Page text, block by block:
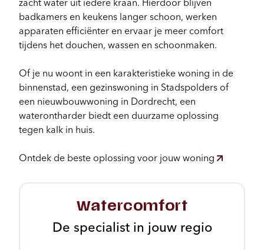
zacht water uit iedere kraan. Hierdoor blijven
badkamers en keukens langer schoon, werken
apparaten efficiënter en ervaar je meer comfort
tijdens het douchen, wassen en schoonmaken.
Of je nu woont in een karakteristieke woning in de
binnenstad, een gezinswoning in Stadspolders of
een nieuwbouwwoning in Dordrecht, een
waterontharder biedt een duurzame oplossing
tegen kalk in huis.
Ontdek de beste oplossing voor jouw woning
Watercomfort
De specialist in jouw regio